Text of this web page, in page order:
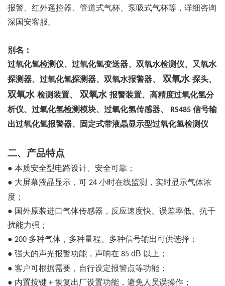
报警、红外遥控器、管道式气杯、泵吸式气杯等，详细咨询
深国安客服。
别名：
过氧化氢检测仪、过氧化氢变送器、双氧水检测仪、又氧水
探测器、过氧化氢探测器、双氧水报警器、
双氧水 探头、
双氧水 检测装置、 双氧水 报警装置、高精度过氧化氢分
析仪、过氧化氢检测模块、过氧化氢传感器、
RS485 信号输
出过氧化氢报警器、固定式带液晶显示型过氧化氢检测仪
二、产品特点
● 本质安全型电路设计、安全可靠；
● 大屏幕液晶显示，可 24 小时在线监测，实时显示气体浓
度；
● 国外原装进口气体传感器，反应速度快、误差率低、抗干
扰能力强；
● 200 多种气体，多种量程、多种信号输出可供选择；
● 强大的声光报警功能，声响在 85 dB 以上；
● 客户可根据需要，自行设定报警点等功能；
● 内置按键 + 恢复出厂设置功能，避免人员误操作；